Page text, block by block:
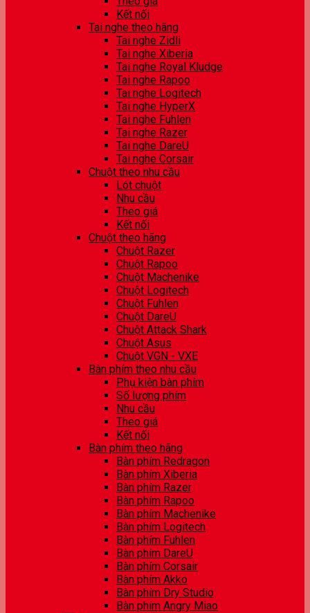
Kết nối
Tai nghe theo hãng
Tai nghe Zidli
Tai nghe Xiberia
Tai nghe Royal Kludge
Tai nghe Rapoo
Tai nghe Logitech
Tai nghe HyperX
Tai nghe Fuhlen
Tai nghe Razer
Tai nghe DareU
Tai nghe Corsair
Chuột theo nhu cầu
Lót chuột
Nhu cầu
Theo giá
Kết nối
Chuột theo hãng
Chuột Razer
Chuột Rapoo
Chuột Machenike
Chuột Logitech
Chuột Fuhlen
Chuột DareU
Chuột Attack Shark
Chuột Asus
Chuột VGN - VXE
Bàn phím theo nhu cầu
Phụ kiện bàn phím
Số lượng phím
Nhu cầu
Theo giá
Kết nối
Bàn phím theo hãng
Bàn phím Redragon
Bàn phím Xiberia
Bàn phím Razer
Bàn phím Rapoo
Bàn phím Machenike
Bàn phím Logitech
Bàn phím Fuhlen
Bàn phím DareU
Bàn phím Corsair
Bàn phím Akko
Bàn phím Dry Studio
Bàn phím Angry Miao